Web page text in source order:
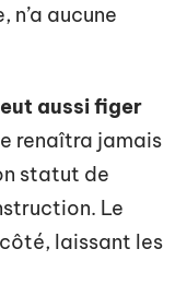
n’a aucune
aussi figer
renaîtra jamais
statut de
Le
laissant les